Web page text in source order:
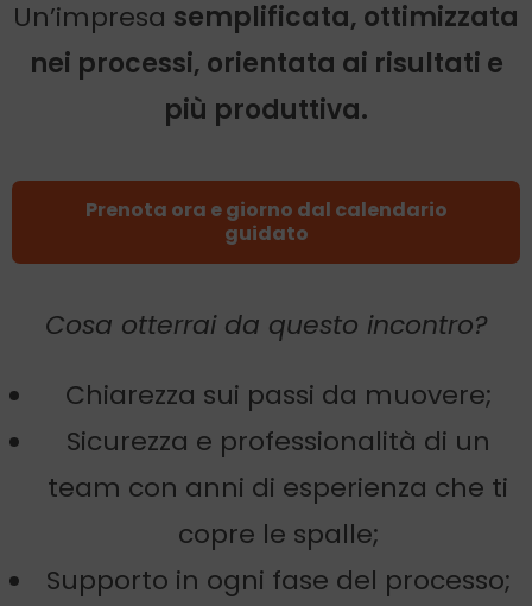
Un’impresa semplificata, ottimizzata
nei processi, orientata ai risultati e
più produttiva.
Prenota ora e giorno dal calendario
guidato
Cosa otterrai da questo incontro?
Chiarezza sui passi da muovere;
Sicurezza e professionalità di un
team con anni di esperienza che ti
copre le spalle;
Supporto in ogni fase del processo;